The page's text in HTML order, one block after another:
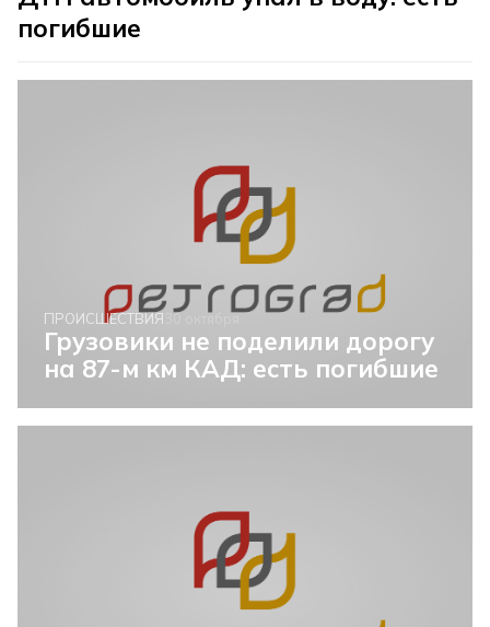
погибшие
ПРОИСШЕСТВИЯ 30 октября
Грузовики не поделили дорогу
на 87-м км КАД: есть погибшие